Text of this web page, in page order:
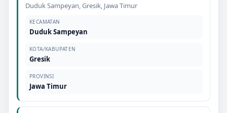
Duduk Sampeyan,Gresik, Jawa Timur
KECAMATAN
Duduk Sampeyan
KOTA/KABUPATEN
Gresik
PROVINSI
Jawa Timur